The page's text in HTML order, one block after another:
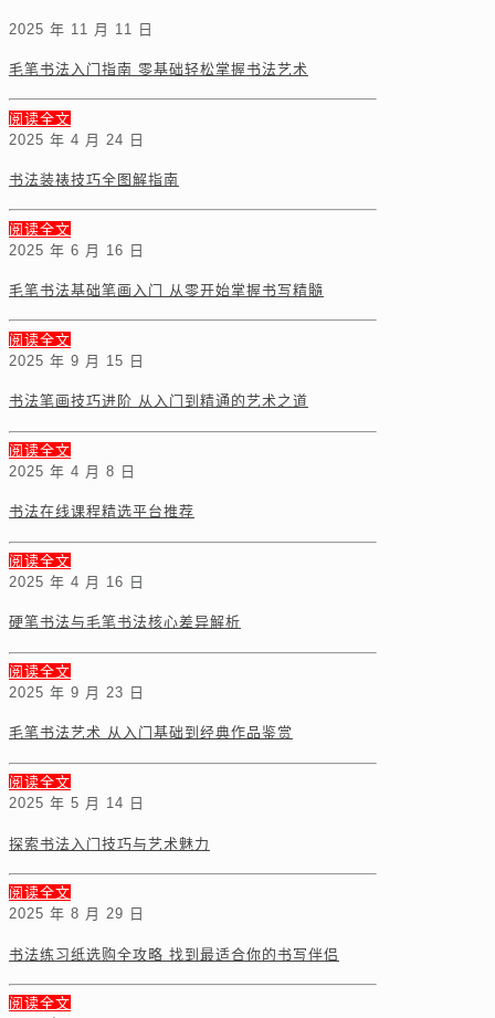
2025 年 11 月 11 日
毛笔书法入门指南 零基础轻松掌握书法艺术
阅读全文
2025 年 4 月 24 日
书法装裱技巧全图解指南
阅读全文
2025 年 6 月 16 日
毛笔书法基础笔画入门 从零开始掌握书写精髓
阅读全文
2025 年 9 月 15 日
书法笔画技巧进阶 从入门到精通的艺术之道
阅读全文
2025 年 4 月 8 日
书法在线课程精选平台推荐
阅读全文
2025 年 4 月 16 日
硬笔书法与毛笔书法核心差异解析
阅读全文
2025 年 9 月 23 日
毛笔书法艺术 从入门基础到经典作品鉴赏
阅读全文
2025 年 5 月 14 日
探索书法入门技巧与艺术魅力
阅读全文
2025 年 8 月 29 日
书法练习纸选购全攻略 找到最适合你的书写伴侣
阅读全文